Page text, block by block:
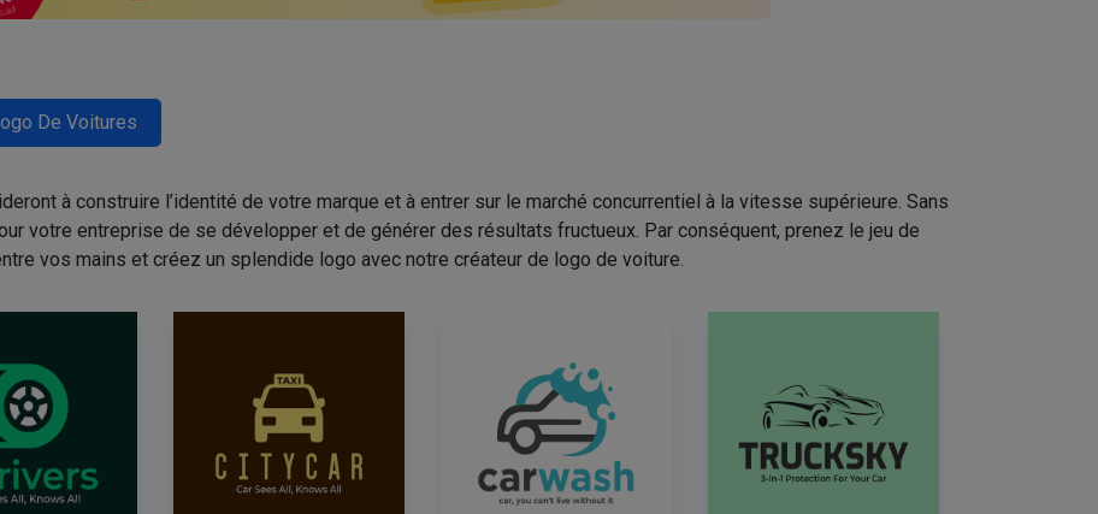
De Voitures
à construire l’identité de votre marque et à entrer sur le marché concurrentiel à la vitesse supérieure. Sans
votre entreprise de se développer et de générer des résultats fructueux. Par conséquent, prenez le jeu de
vos mains et créez un splendide logo avec notre créateur de logo de voiture.